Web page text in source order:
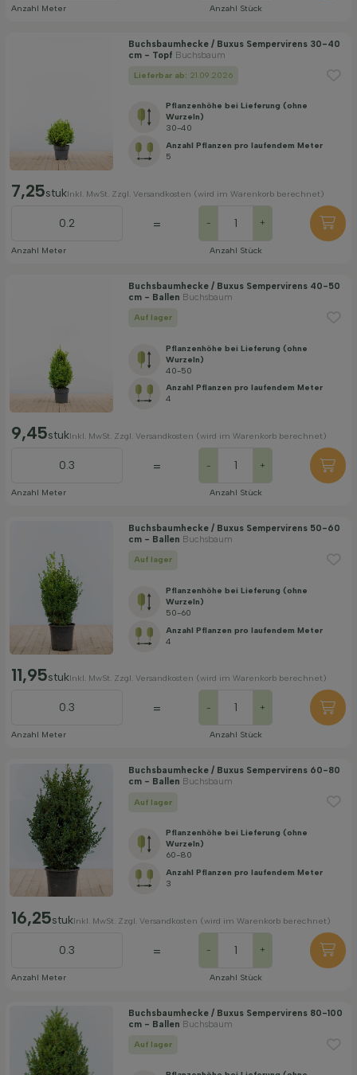
Anzahl Meter Anzahl Stück
Buchsbaumhecke / Buxus Sempervirens 30-40
cm - Topf Buchsbaum
Lieferbar ab: 21.09.2026
Pflanzenhöhe bei Lieferung (ohne
Wurzeln)
30-40
Anzahl Pflanzen pro laufendem Meter
5
7,25stukInkl. MwSt. Zzgl. Versandkosten (wird im Warenkorb berechnet)
Anzahl Meter
= - +
Anzahl Stück
Buchsbaumhecke / Buxus Sempervirens 40-50
cm - Ballen Buchsbaum
Auf lager
Pflanzenhöhe bei Lieferung (ohne
Wurzeln)
40-50
Anzahl Pflanzen pro laufendem Meter
4
9,45stukInkl. MwSt. Zzgl. Versandkosten (wird im Warenkorb berechnet)
Anzahl Meter
= - +
Anzahl Stück
Buchsbaumhecke / Buxus Sempervirens 50-60
cm - Ballen Buchsbaum
Auf lager
Pflanzenhöhe bei Lieferung (ohne
Wurzeln)
50-60
Anzahl Pflanzen pro laufendem Meter
4
11,95stukInkl. MwSt. Zzgl. Versandkosten (wird im Warenkorb berechnet)
Anzahl Meter
= - +
Anzahl Stück
Buchsbaumhecke / Buxus Sempervirens 60-80
cm - Ballen Buchsbaum
Auf lager
Pflanzenhöhe bei Lieferung (ohne
Wurzeln)
60-80
Anzahl Pflanzen pro laufendem Meter
3
16,25stukInkl. MwSt. Zzgl. Versandkosten (wird im Warenkorb berechnet)
Anzahl Meter
= - +
Anzahl Stück
Buchsbaumhecke / Buxus Sempervirens 80-100
cm - Ballen Buchsbaum
Auf lager